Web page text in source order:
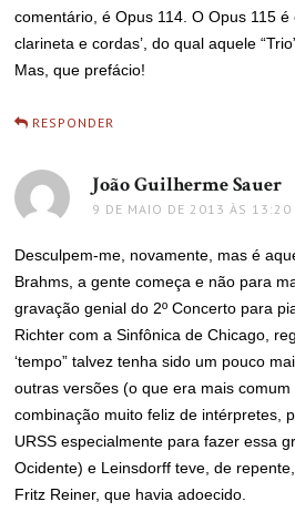
comentário, é Opus 114. O Opus 115 é
clarineta e cordas’, do qual aquele
Mas, que prefácio!
RESPONDER
João Guilherme Sauer
9 DE MAIO DE 2013 ÀS 13:20
Desculpem-me, novamente, mas é
Brahms, a gente começa e não para
gravação genial do 2º Concerto para
Richter com a Sinfônica de Chicago,
‘tempo” talvez tenha sido um pouco
outras versões (o que era mais
combinação muito feliz de intérpretes,
URSS especialmente para fazer essa
Ocidente) e Leinsdorff teve, de
Fritz Reiner, que havia adoecido.